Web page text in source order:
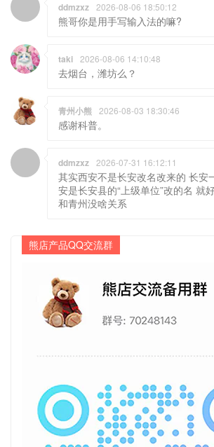
ddmzxz 2026-08-06 18:50:12
熊哥你是用手写输入法的嘛?
taki 2026-08-06 14:10:48
去烟台，潍坊么？
青州小熊 2026-08-03 18:30:46
感谢科普。
ddmzxz 2026-07-31 16:12:11
其实西安不是长安改名改来的 长安
安是长安县的“上级单位”改的名 就
和青州没啥关系
熊店产品QQ交流群